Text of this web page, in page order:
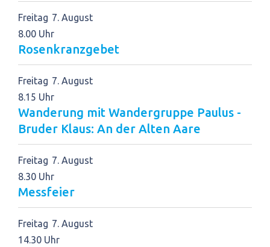
Freitag 7 August
8.00 Uhr
Rosenkranzgebet
Freitag 7 August
8.15 Uhr
Wanderung mit Wandergruppe Paulus -
Bruder Klaus: An der Alten Aare
Freitag 7 August
8.30 Uhr
Messfeier
Freitag 7 August
14.30 Uhr